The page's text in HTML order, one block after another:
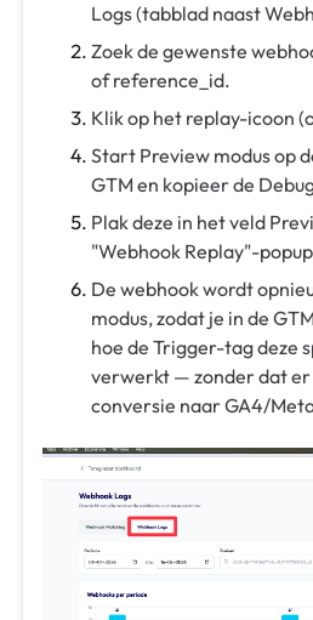
Logs (tabblad naast
Zoek de gewenste
of reference_id.
Klik op het replay-icoon
Start Preview modus op
GTM en kopieer de
Plak deze in het veld
"Webhook Replay"-
De webhook wordt
modus, zodat je in de
hoe de Trigger-tag deze
verwerkt — zonder dat er
conversie naar GA4/